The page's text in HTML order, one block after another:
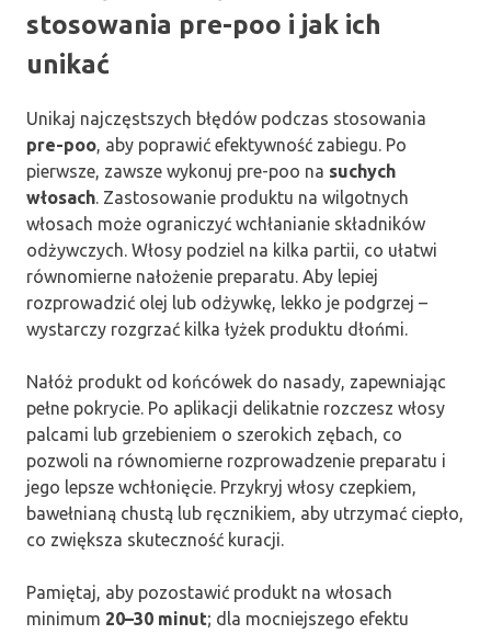
stosowania pre-poo i jak ich
unikać
Unikaj najczęstszych błędów podczas stosowania
pre-poo, aby poprawić efektywność zabiegu. Po
pierwsze, zawsze wykonuj pre-poo na suchych
włosach. Zastosowanie produktu na wilgotnych
włosach może ograniczyć wchłanianie składników
odżywczych. Włosy podziel na kilka partii, co ułatwi
równomierne nałożenie preparatu. Aby lepiej
rozprowadzić olej lub odżywkę, lekko je podgrzej –
wystarczy rozgrzać kilka łyżek produktu dłońmi.
Nałóż produkt od końcówek do nasady, zapewniając
pełne pokrycie. Po aplikacji delikatnie rozczesz włosy
palcami lub grzebieniem o szerokich zębach, co
pozwoli na równomierne rozprowadzenie preparatu i
jego lepsze wchłonięcie. Przykryj włosy czepkiem,
bawełnianą chustą lub ręcznikiem, aby utrzymać ciepło,
co zwiększa skuteczność kuracji.
Pamiętaj, aby pozostawić produkt na włosach
minimum 20–30 minut; dla mocniejszego efektu